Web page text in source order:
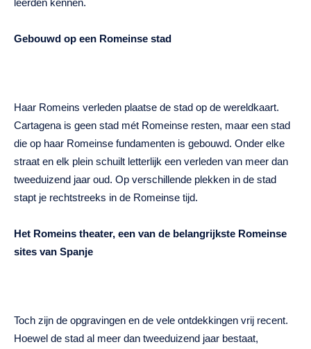
leerden kennen.
Gebouwd op een Romeinse stad
Haar Romeins verleden plaatse de stad op de wereldkaart.
Cartagena is geen stad mét Romeinse resten, maar een stad
die op haar Romeinse fundamenten is gebouwd. Onder elke
straat en elk plein schuilt letterlijk een verleden van meer dan
tweeduizend jaar oud. Op verschillende plekken in de stad
stapt je rechtstreeks in de Romeinse tijd.
Het Romeins theater, een van de belangrijkste Romeinse
sites van Spanje
Toch zijn de opgravingen en de vele ontdekkingen vrij recent.
Hoewel de stad al meer dan tweeduizend jaar bestaat,